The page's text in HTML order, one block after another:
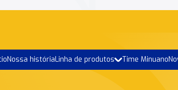
Nossa históriaLinha de produtos Time Minuano